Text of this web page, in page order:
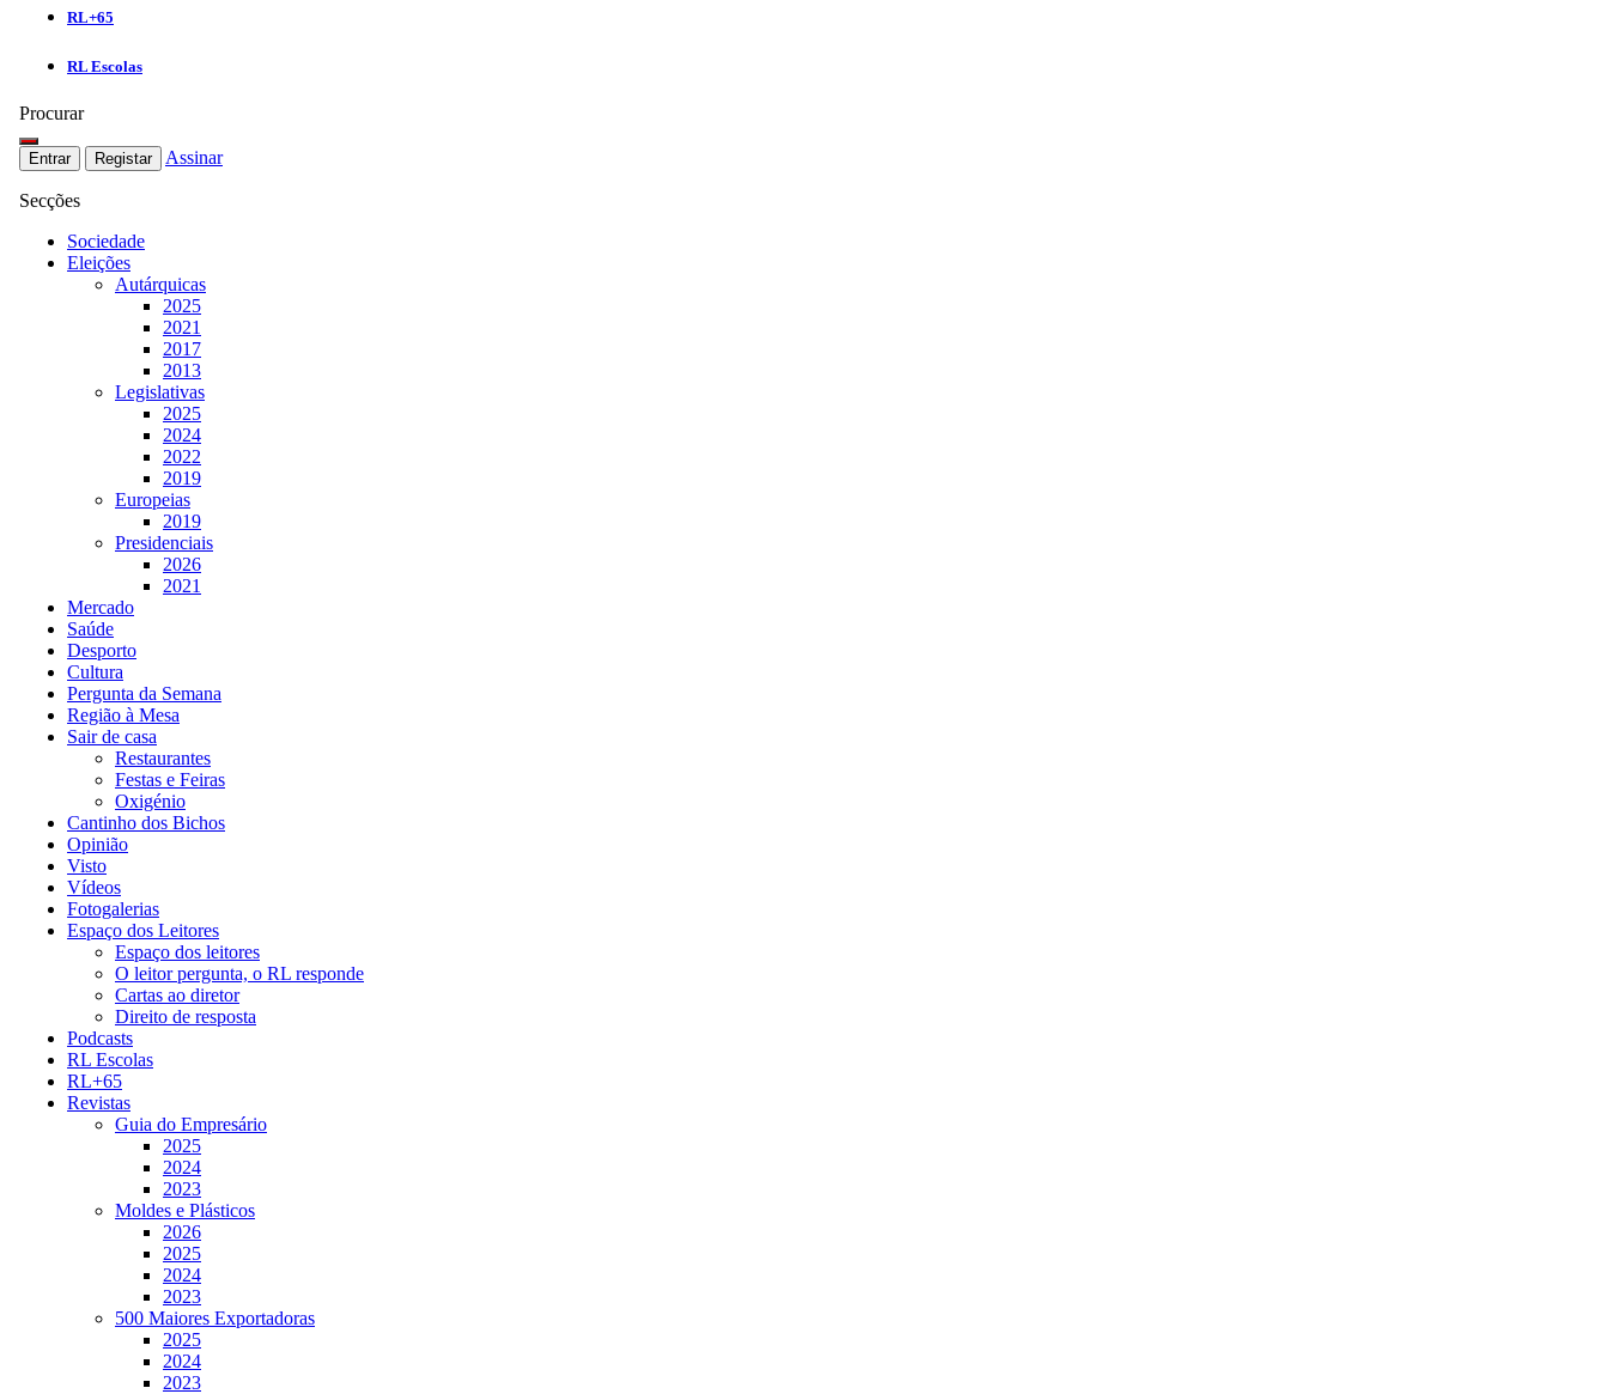
RL+65
RL Escolas
Procurar
Entrar Registar Assinar
Secções
Sociedade
Eleições
Autárquicas
2025
2021
2017
2013
Legislativas
2025
2024
2022
2019
Europeias
2019
Presidenciais
2026
2021
Mercado
Saúde
Desporto
Cultura
Pergunta da Semana
Região à Mesa
Sair de casa
Restaurantes
Festas e Feiras
Oxigénio
Cantinho dos Bichos
Opinião
Visto
Vídeos
Fotogalerias
Espaço dos Leitores
Espaço dos leitores
O leitor pergunta, o RL responde
Cartas ao diretor
Direito de resposta
Podcasts
RL Escolas
RL+65
Revistas
Guia do Empresário
2025
2024
2023
Moldes e Plásticos
2026
2025
2024
2023
500 Maiores Exportadoras
2025
2024
2023